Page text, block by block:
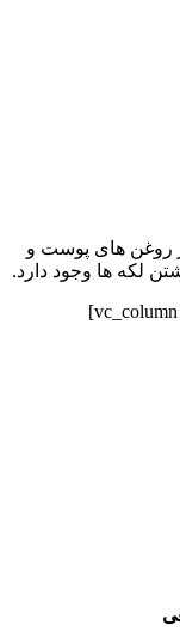
روغن های پوست و
لکه ها وجود دارد.
[/vc_column_text][/vc_column][vc_column width=”1/3″]